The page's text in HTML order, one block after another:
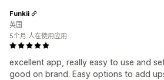
excellent app, really easy to use and
good on brand. Easy options to add
Funkii
英国
5个月 人在使用应用